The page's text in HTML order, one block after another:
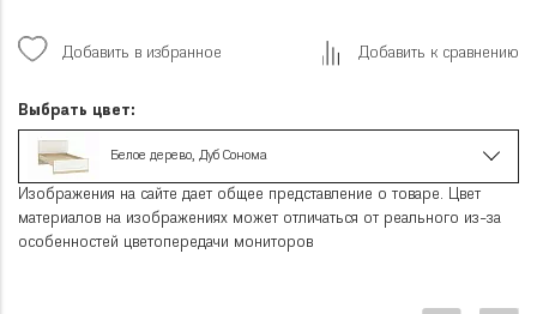
Добавить в избранное Добавить к сравнению
Выбрать цвет:
Белое дерево, Дуб Сонома
Изображения на сайте дает общее представление о товаре. Цвет
материалов на изображениях может отличаться от реального из-за
особенностей цветопередачи мониторов